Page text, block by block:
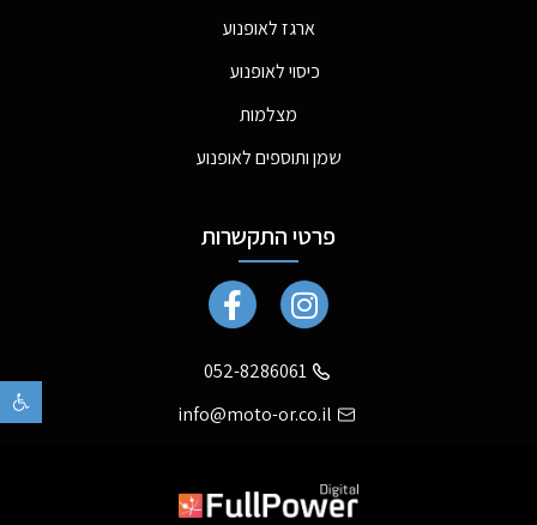
ארגז לאופנוע
כיסוי לאופנוע
מצלמות
שמן ותוספים לאופנוע
פרטי התקשרות
052-8286061
info@moto-or.co.il